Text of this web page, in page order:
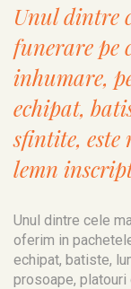
Unul dintre
funerare pe
inhumare,
echipat,
sfintite, este
lemn
Unul dintre cele
oferim in
echipat, batiste,
prosoape,